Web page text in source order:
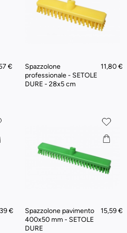
€
Spazzolone
professionale - SETOLE
DURE - 28x5 cm
11,80 €
€
Spazzolone pavimento
400x50 mm - SETOLE
DURE
15,59 €